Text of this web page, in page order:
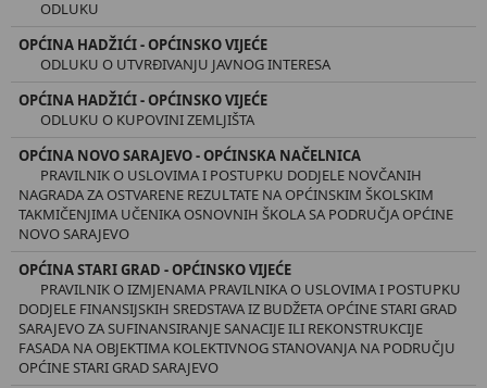
ODLUKU
OPĆINA HADŽIĆI - OPĆINSKO VIJEĆE
ODLUKU O UTVRĐIVANJU JAVNOG INTERESA
OPĆINA HADŽIĆI - OPĆINSKO VIJEĆE
ODLUKU O KUPOVINI ZEMLJIŠTA
OPĆINA NOVO SARAJEVO - OPĆINSKA NAČELNICA
PRAVILNIK O USLOVIMA I POSTUPKU DODJELE NOVČANIH
NAGRADA ZA OSTVARENE REZULTATE NA OPĆINSKIM ŠKOLSKIM
TAKMIČENJIMA UČENIKA OSNOVNIH ŠKOLA SA PODRUČJA OPĆINE
NOVO SARAJEVO
OPĆINA STARI GRAD - OPĆINSKO VIJEĆE
PRAVILNIK O IZMJENAMA PRAVILNIKA O USLOVIMA I POSTUPKU
DODJELE FINANSIJSKIH SREDSTAVA IZ BUDŽETA OPĆINE STARI GRAD
SARAJEVO ZA SUFINANSIRANJE SANACIJE ILI REKONSTRUKCIJE
FASADA NA OBJEKTIMA KOLEKTIVNOG STANOVANJA NA PODRUČJU
OPĆINE STARI GRAD SARAJEVO